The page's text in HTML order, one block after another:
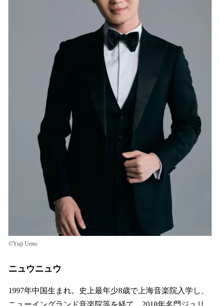
©Yuji Ueno
ニュウニュウ
1997年中国生まれ。史上最年少8歳で上海音楽院入学し、
ニューイングランド音楽院等を経て、2018年名門ジュリ